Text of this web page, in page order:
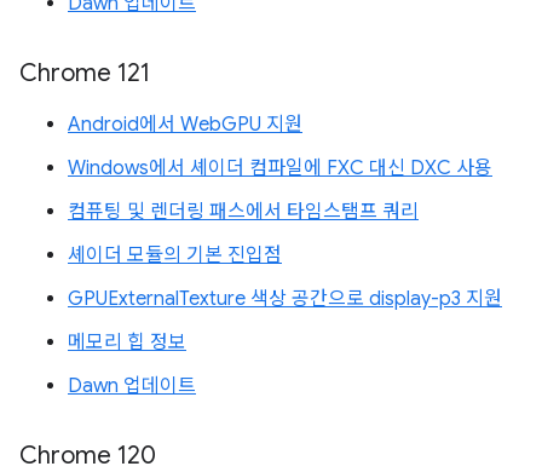
Chrome 121
Android에서 WebGPU 지원
Windows에서 셰이더 컴파일에 FXC 대신 DXC 사용
컴퓨팅 및 렌더링 패스에서 타임스탬프 쿼리
셰이더 모듈의 기본 진입점
GPUExternalTexture 색상 공간으로 display-p3 지원
메모리 힙 정보
Dawn 업데이트
Chrome 120